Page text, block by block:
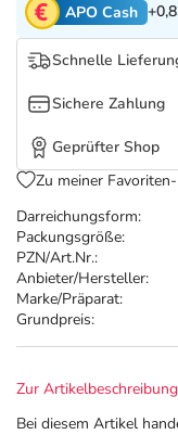
Tierapotheke
Marken
Salus Deals
Darreichungsform:
Packungsgröße:
PZN/Art.Nr.:
Anbieter/Hersteller:
Marke/Präparat:
Grundpreis:
APO Cash
Schnelle
Sichere Zahlung
Geprüfter Shop
Zu meiner
Zur Artikelbeschreibung
Bei diesem Artikel